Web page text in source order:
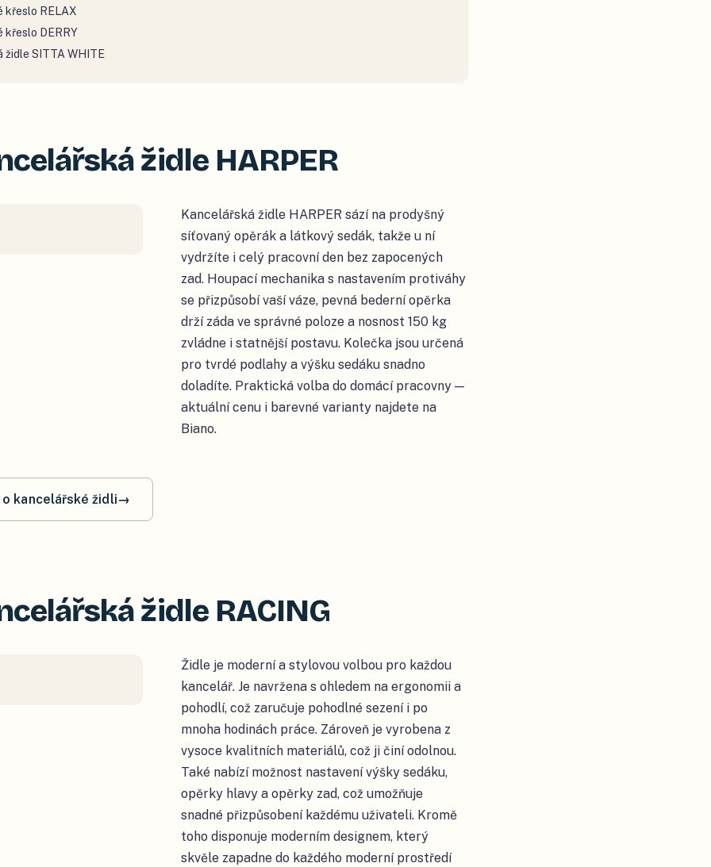
křeslo RELAX
křeslo DERRY
židle SITTA WHITE
židle HARPER
Kancelářská židle HARPER sází na prodyšný
síťovaný opěrák a látkový sedák, takže u ní
vydržíte i celý pracovní den bez zapocených
zad. Houpací mechanika s nastavením protiváhy
se přizpůsobí vaší váze, pevná bederní opěrka
drží záda ve správné poloze a nosnost 150 kg
zvládne i statnější postavu. Kolečka jsou určená
pro tvrdé podlahy a výšku sedáku snadno
doladíte. Praktická volba do domácí pracovny —
aktuální cenu i barevné varianty najdete na
Biano.
kancelářské židli→
židle RACING
Židle je moderní a stylovou volbou pro každou
kancelář. Je navržena s ohledem na ergonomii a
pohodlí, což zaručuje pohodlné sezení i po
mnoha hodinách práce. Zároveň je vyrobena z
vysoce kvalitních materiálů, což ji činí odolnou.
Také nabízí možnost nastavení výšky sedáku,
opěrky hlavy a opěrky zad, což umožňuje
snadné přizpůsobení každému uživateli. Kromě
toho disponuje moderním designem, který
skvěle zapadne do každého moderní prostředí